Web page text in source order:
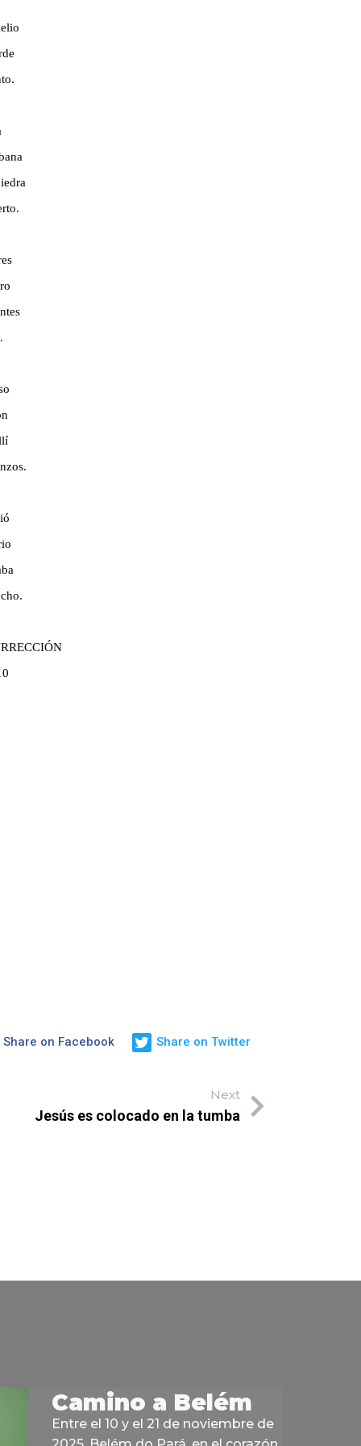
Share on Facebook Share on Twitter
Next
Jesús es colocado en la tumba
Camino a Belém
Entre el 10 y el 21 de noviembre de